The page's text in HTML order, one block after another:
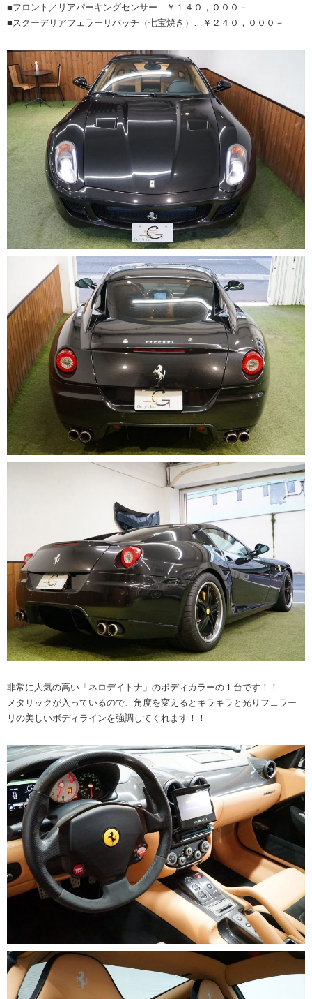
■フロント／リアパーキングセンサー…￥１４０，０００－
■スクーデリアフェラーリバッチ（七宝焼き）…￥２４０，０００－
非常に人気の高い「ネロデイトナ」のボディカラーの１台です！！
メタリックが入っているので、角度を変えるとキラキラと光りフェラー
リの美しいボディラインを強調してくれます！！